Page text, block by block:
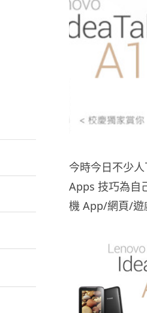
今時今日不少
Apps 技巧為自
機 App/網頁/遊